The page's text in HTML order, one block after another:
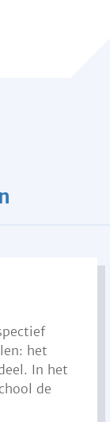
het
In het
de